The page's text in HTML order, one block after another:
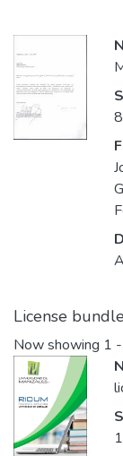
License bundle
Now showing 1